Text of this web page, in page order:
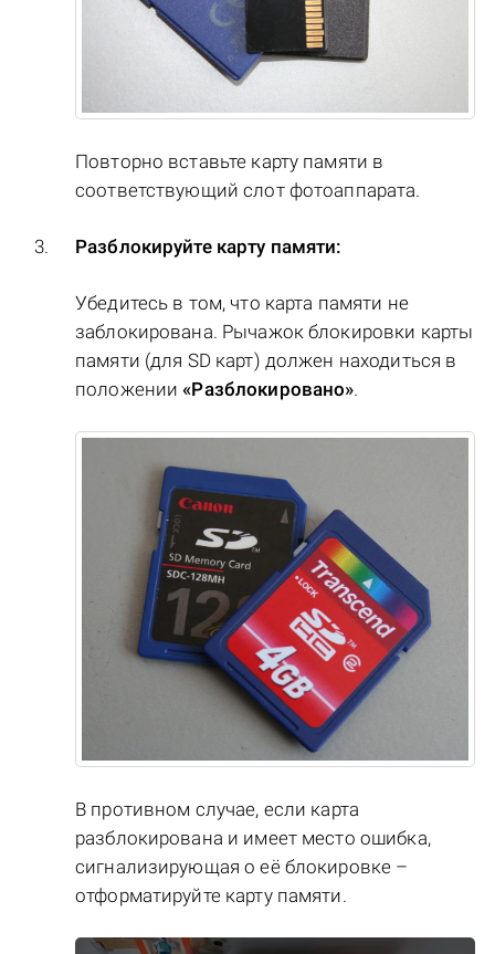
Повторно вставьте карту памяти в
соответствующий слот фотоаппарата.
Разблокируйте карту памяти:
Убедитесь в том, что карта памяти не
заблокирована. Рычажок блокировки карты
памяти (для SD карт) должен находиться в
положении«Разблокировано».
В противном случае, если карта
разблокирована и имеет место ошибка,
сигнализирующая о её блокировке –
отформатируйте карту памяти.